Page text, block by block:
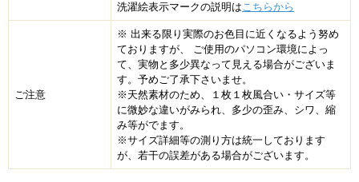
洗濯絵表示マークの説明はこちらから
ご注意
※ 出来る限り実際のお色目に近くなるよう努め
ておりますが、 ご使用のパソコン環境によっ
て、実物と多少異なって見える場合がございま
す。予めご了承下さいませ。
※天然素材のため、１枚１枚風合い・サイズ等
に微妙な違いがみられ、多少の歪み、シワ、縮
み等がでます。
※サイズ詳細等の測り方は統一しております
が、若干の誤差がある場合がございます。